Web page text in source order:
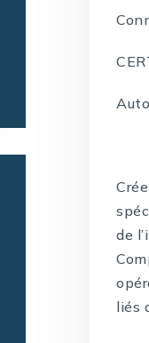
de
liés